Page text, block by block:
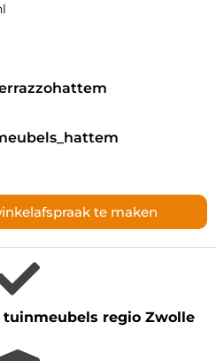
te maken
regio Zwolle